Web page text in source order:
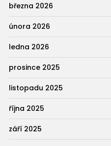
března 2026
února 2026
ledna 2026
prosince 2025
listopadu 2025
října 2025
září 2025